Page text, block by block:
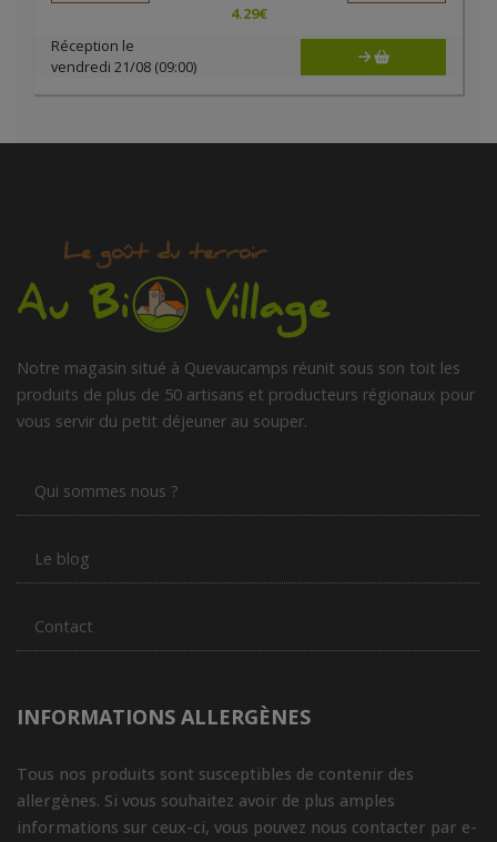
4.29€
Réception le
vendredi 21/08 (09:00)
Notre magasin situé à Quevaucamps réunit sous son toit les
produits de plus de 50 artisans et producteurs régionaux pour
vous servir du petit déjeuner au souper.
Qui sommes nous ?
Le blog
Contact
INFORMATIONS ALLERGÈNES
Tous nos produits sont susceptibles de contenir des
allergènes. Si vous souhaitez avoir de plus amples
informations sur ceux-ci, vous pouvez nous contacter par e-